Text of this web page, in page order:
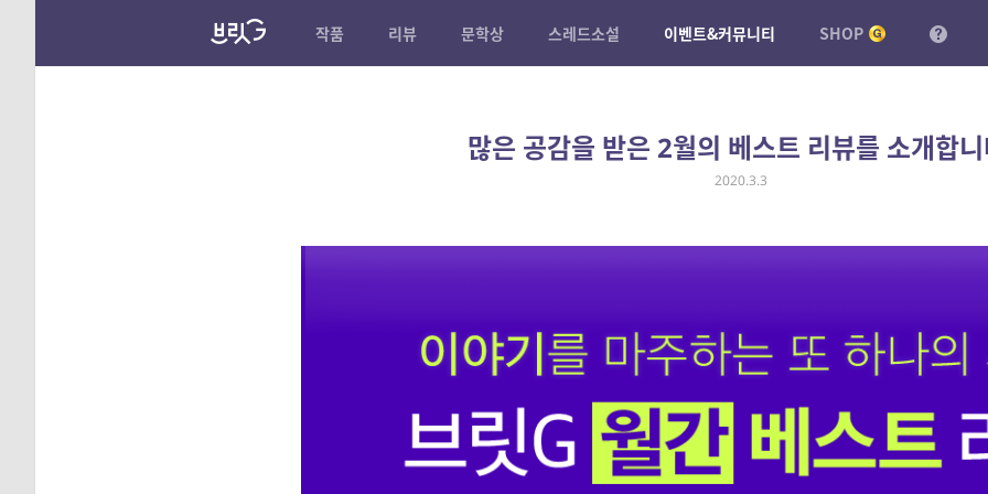
작품 리뷰 문학상 스레드소설 이벤트&커뮤니티 SHOP
많은 공감을 받은 2월의 베스트 리뷰를 소개합
2020.3.3